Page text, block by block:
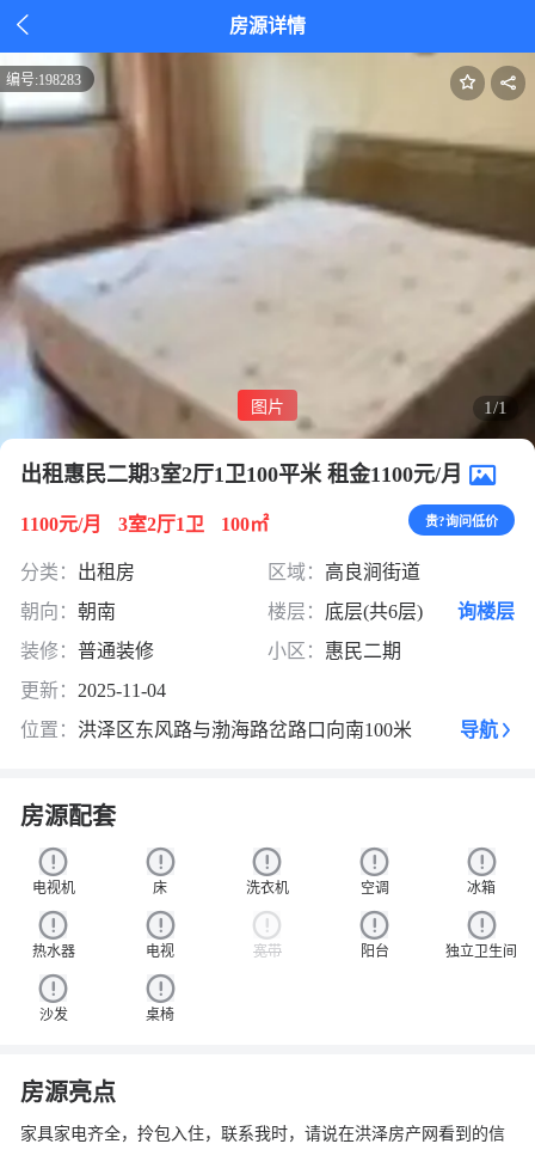
 房源详情
1/1
图片
编号:198283
出租惠民二期3室2厅1卫100平米 租金1100元/月
1100元/月 3室2厅1卫 100㎡ 贵?询问低价
分类： 出租房 区域： 高良涧街道
朝向： 朝南 楼层： 底层(共6层)
询楼层
装修： 普通装修 小区： 惠民二期
更新： 2025-11-04
位置： 洪泽区东风路与渤海路岔路口向南100米 导航
房源配套
电视机 床 洗衣机 空调 冰箱
热水器 电视 宽带 阳台 独立卫生间
沙发 桌椅
房源亮点
家具家电齐全，拎包入住，联系我时，请说在洪泽房产网看到的信